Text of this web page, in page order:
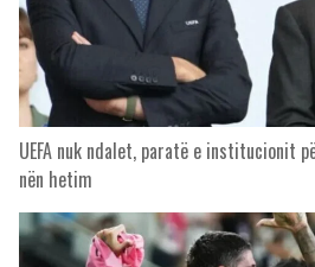
UEFA nuk ndalet, paratë e institucionit
nën hetim